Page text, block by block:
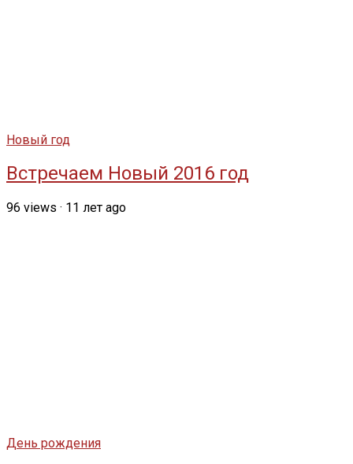
Новый год
Встречаем Новый 2016 год
96 views · 11 лет ago
День рождения